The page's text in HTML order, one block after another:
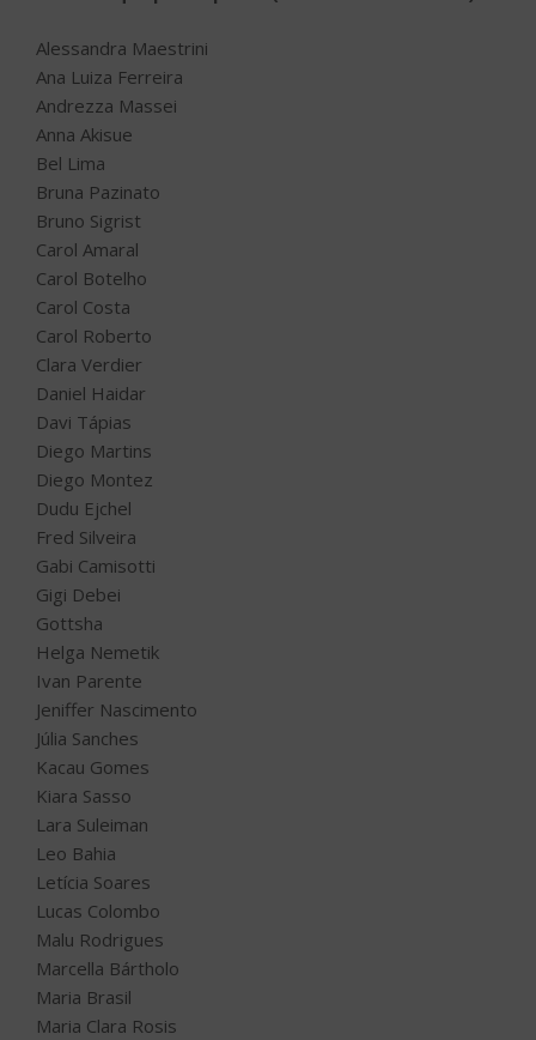
Alessandra Maestrini
Ana Luiza Ferreira
Andrezza Massei
Anna Akisue
Bel Lima
Bruna Pazinato
Bruno Sigrist
Carol Amaral
Carol Botelho
Carol Costa
Carol Roberto
Clara Verdier
Daniel Haidar
Davi Tápias
Diego Martins
Diego Montez
Dudu Ejchel
Fred Silveira
Gabi Camisotti
Gigi Debei
Gottsha
Helga Nemetik
Ivan Parente
Jeniffer Nascimento
Júlia Sanches
Kacau Gomes
Kiara Sasso
Lara Suleiman
Leo Bahia
Letícia Soares
Lucas Colombo
Malu Rodrigues
Marcella Bártholo
Maria Brasil
Maria Clara Rosis